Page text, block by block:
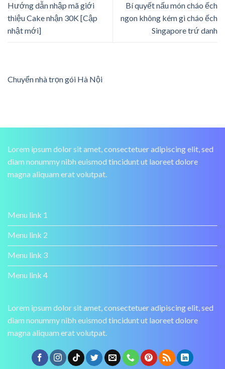
Hướng dẫn nhập mã giới
thiệu Cake nhận 30K [Cập
nhật mới]
Bí quyết nấu món cháo ếch
ngon không kém gì cháo ếch
Singapore trứ danh
Chuyển nhà trọn gói Hà Nội
Lorem ipsum dolor sit amet, consectetuer adipiscing elit, sed
diam nonummy nibh euismod tincidunt ut laoreet dolore
magna aliquam erat volutpat.
Menu link 1
Menu link 2
Menu link 3
Menu link 4
Lorem ipsum dolor sit amet, consectetuer adipiscing elit, sed
diam nonummy nibh euismod tincidunt ut laoreet dolore
magna aliquam erat volutpat.